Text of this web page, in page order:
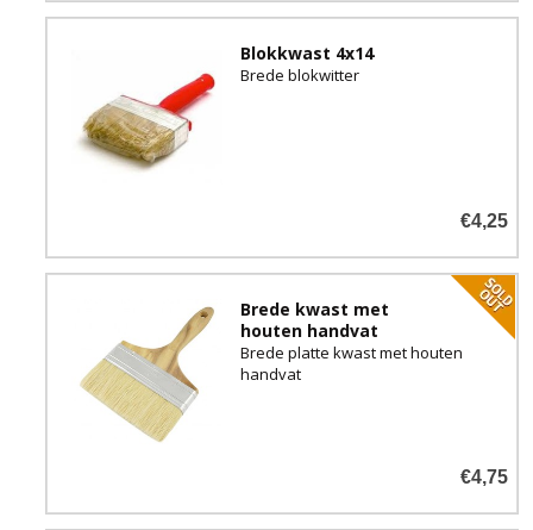
Blokkwast 4x14
Brede blokwitter
€4,25
Brede kwast met
houten handvat
Brede platte kwast met houten
handvat
€4,75